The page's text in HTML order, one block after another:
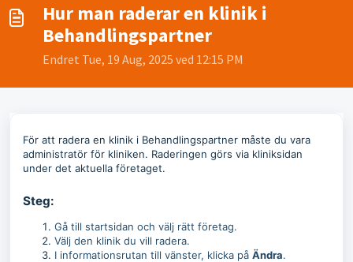
Hur man raderar en klinik i
Behandlingspartner
Endret Tue, 19 Aug, 2025 ved 12:15 PM
För att radera en klinik i Behandlingspartner måste du vara
administratör för kliniken. Raderingen görs via kliniksidan
under det aktuella företaget.
Steg:
Gå till startsidan och välj rätt företag.
Välj den klinik du vill radera.
I informationsrutan till vänster, klicka på Ändra.